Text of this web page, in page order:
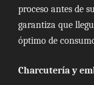
proceso antes de
garantiza que
óptimo de
Charcutería y